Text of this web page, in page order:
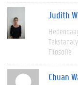
Judith
Filosofie
Chuan